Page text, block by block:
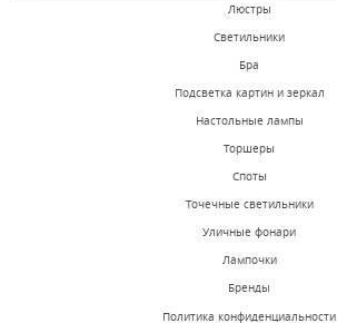
Люстры
Светильники
Бра
Подсветка картин и зеркал
Настольные лампы
Торшеры
Споты
Точечные светильники
Уличные фонари
Лампочки
Бренды
Политика конфиденциальности